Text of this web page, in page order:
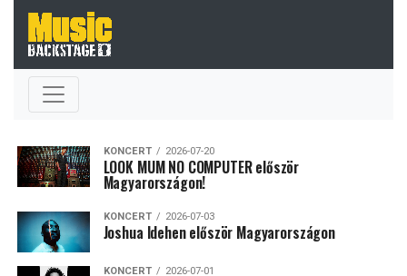
KONCERT 2026-07-20
LOOK MUM NO COMPUTER először
Magyarországon!
KONCERT 2026-07-03
Joshua Idehen először Magyarországon
KONCERT 2026-07-01